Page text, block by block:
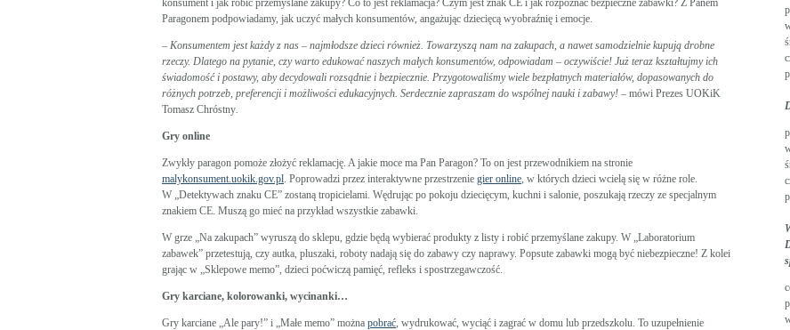
konsument i jak robić przemyślane zakupy? Co to jest reklamacja? Czym jest znak CE i jak rozpoznać bezpieczne zabawki? Z Panem
Paragonem podpowiadamy, jak uczyć małych konsumentów, angażując dziecięcą wyobraźnię i emocje.
– Konsumentem jest każdy z nas – najmłodsze dzieci również. Towarzyszą nam na zakupach, a nawet samodzielnie kupują drobne
rzeczy. Dlatego na pytanie, czy warto edukować naszych małych konsumentów, odpowiadam – oczywiście! Już teraz kształtujmy ich
świadomość i postawy, aby decydowali rozsądnie i bezpiecznie. Przygotowaliśmy wiele bezpłatnych materiałów, dopasowanych do
różnych potrzeb, preferencji i możliwości edukacyjnych. Serdecznie zapraszam do wspólnej nauki i zabawy! – mówi Prezes UOKiK
Tomasz Chróstny.
Gry online
Zwykły paragon pomoże złożyć reklamację. A jakie moce ma Pan Paragon? To on jest przewodnikiem na stronie
malykonsument.uokik.gov.pl. Poprowadzi przez interaktywne przestrzenie gier online, w których dzieci wcielą się w różne role.
W „Detektywach znaku CE” zostaną tropicielami. Wędrując po pokoju dziecięcym, kuchni i salonie, poszukają rzeczy ze specjalnym
znakiem CE. Muszą go mieć na przykład wszystkie zabawki.
W grze „Na zakupach” wyruszą do sklepu, gdzie będą wybierać produkty z listy i robić przemyślane zakupy. W „Laboratorium
zabawek” przetestują, czy autka, pluszaki, roboty nadają się do zabawy czy naprawy. Popsute zabawki mogą być niebezpieczne! Z kolei
grając w „Sklepowe memo”, dzieci poćwiczą pamięć, refleks i spostrzegawczość.
Gry karciane, kolorowanki, wycinanki…
Gry karciane „Ale pary!” i „Małe memo” można pobrać, wydrukować, wyciąć i zagrać w domu lub przedszkolu. To uzupełnienie